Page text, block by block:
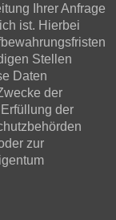
Ihrer Anfrage
ist. Hierbei
Stellen
Daten
der
der
zur